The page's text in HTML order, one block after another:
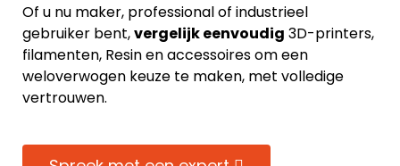
Of u nu maker, professional of industrieel
gebruiker bent,vergelijk eenvoudig 3D-printers,
filamenten, Resin en accessoires om een
weloverwogen keuze te maken, met volledige
vertrouwen.